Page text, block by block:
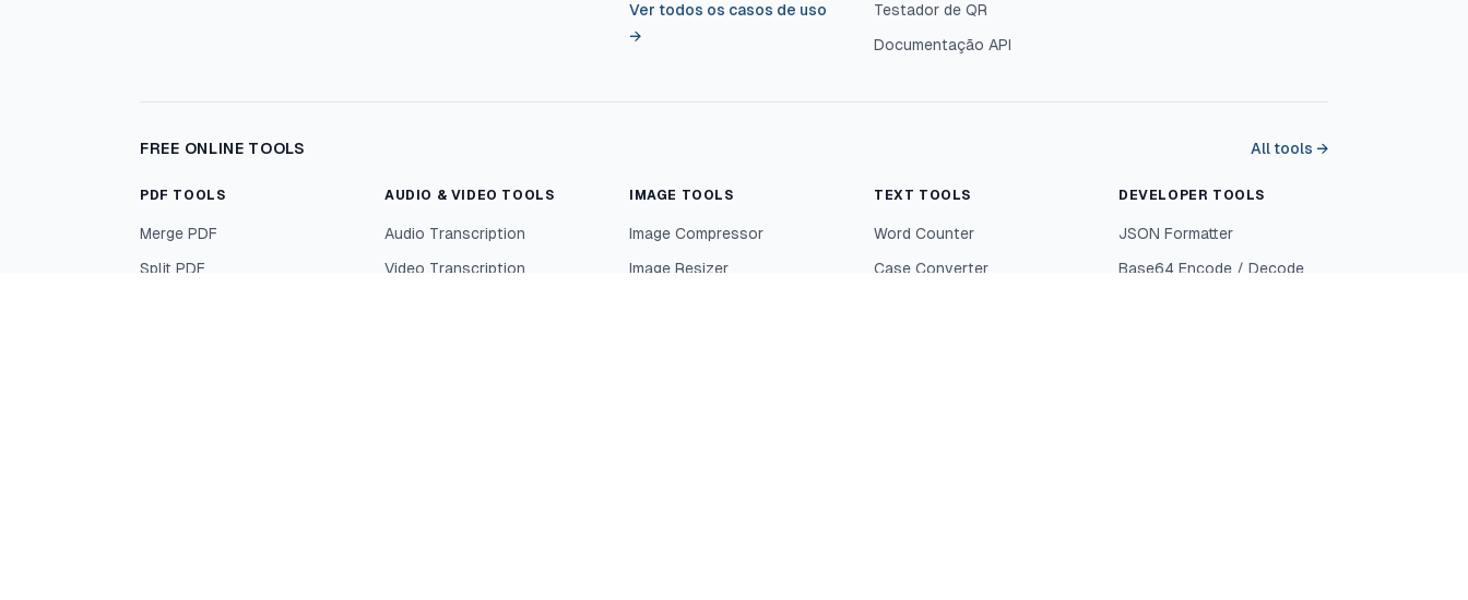
Ver todos os casos de uso
→
Testador de QR
Documentação API
FREE ONLINE TOOLS All tools →
PDF TOOLS
Merge PDF
Split PDF
AUDIO & VIDEO TOOLS
Audio Transcription
Video Transcription
IMAGE TOOLS
Image Compressor
Image Resizer
TEXT TOOLS
Word Counter
Case Converter
DEVELOPER TOOLS
JSON Formatter
Base64 Encode / Decode